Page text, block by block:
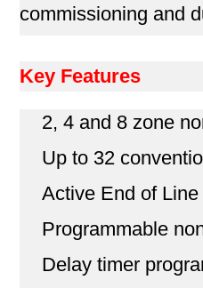
commissioning and
Key Features
2, 4 and 8 zone
Up to 32
Active End of
Programmable
Delay timer